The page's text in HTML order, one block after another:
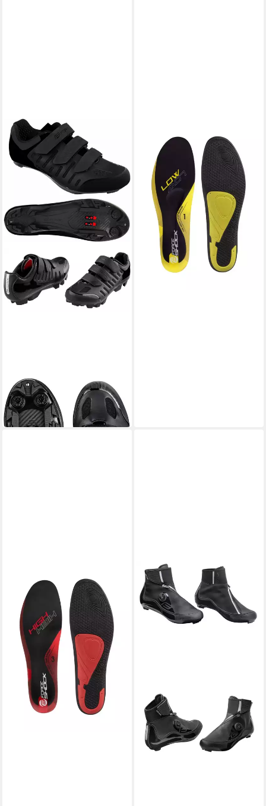
FORCE
Fahrradschuh
72,49 €
Fahrradschuh
21,35 €
Fahrradschuh
16,35 €